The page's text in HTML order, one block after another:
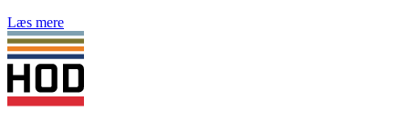
Læs mere